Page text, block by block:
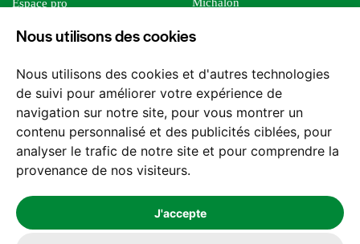
Nous utilisons des cookies
Nous utilisons des cookies et d'autres technologies
de suivi pour améliorer votre expérience de
navigation sur notre site, pour vous montrer un
contenu personnalisé et des publicités ciblées, pour
analyser le trafic de notre site et pour comprendre la
provenance de nos visiteurs.
J'accepte
Espace pro
Foreign rights
Editions Sutton
Les impliqués
Tous les éditeurs
Nos structures
Nous contacter